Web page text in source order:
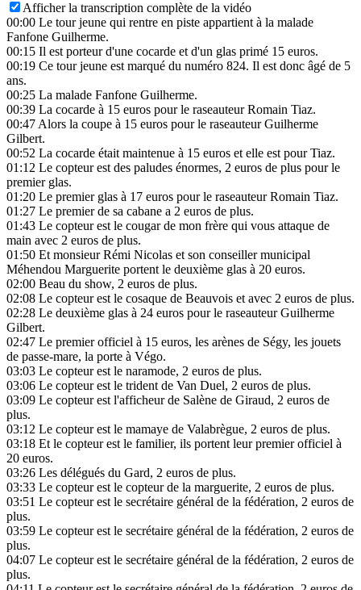
Afficher la transcription complète de la vidéo
00:00 Le tour jeune qui rentre en piste appartient à la malade
Fanfone Guilherme.
00:15 Il est porteur d'une cocarde et d'un glas primé 15 euros.
00:19 Ce tour jeune est marqué du numéro 824. Il est donc âgé de 5
ans.
00:25 La malade Fanfone Guilherme.
00:39 La cocarde à 15 euros pour le raseauteur Romain Tiaz.
00:47Alors la coupe à 15 euros pour le raseauteur Guilherme
Gilbert.
00:52 La cocarde était maintenue à 15 euros et elle est pour Tiaz.
01:12 Le copteur est des paludes énormes, 2 euros de plus pour le
premier glas.
01:20 Le premier glas à 17 euros pour le raseauteur Romain Tiaz.
01:27 Le premier de sa cabane a 2 euros de plus.
01:43 Le copteur est le cougar de mon frère qui vous attaque de
main avec 2 euros de plus.
01:50 Et monsieur Rémi Nicolas et son conseiller municipal
Méhendou Marguerite portent le deuxième glas à 20 euros.
02:00 Beau du show, 2 euros de plus.
02:08 Le copteur est le cosaque de Beauvois et avec 2 euros de plus.
02:28 Le deuxième glas à 24 euros pour le raseauteur Guilherme
Gilbert.
02:47 Le premier officiel à 15 euros, les arènes de Ségy, les jouets
de passe-mare, la porte à Végo.
03:03 Le copteur est le naramode, 2 euros de plus.
03:06 Le copteur est le trident de Van Duel, 2 euros de plus.
03:09 Le copteur est l'afficheur de Salène de Giraud, 2 euros de
plus.
03:12 Le copteur est le mamaye de Valabrègue, 2 euros de plus.
03:18 Et le copteur est le familier, ils portent leur premier officiel à
20 euros.
03:26 Les délégués du Gard, 2 euros de plus.
03:33 Le copteur est le copteur de la marguerite, 2 euros de plus.
03:51 Le copteur est le secrétaire général de la fédération, 2 euros de
plus.
03:59 Le copteur est le secrétaire général de la fédération, 2 euros de
plus.
04:07 Le copteur est le secrétaire général de la fédération, 2 euros de
plus.